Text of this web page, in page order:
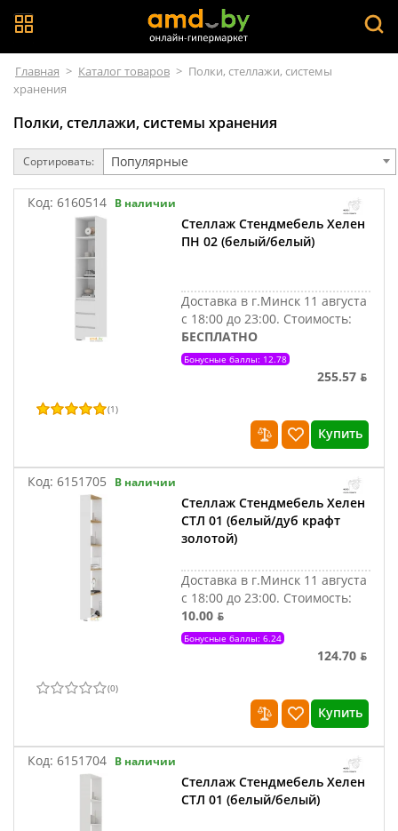
Главная > Каталог товаров > Полки, стеллажи, системы
хранения
Полки, стеллажи, системы хранения
Сортировать: Популярные
Код: 6160514 В наличии
Стеллаж Стендмебель Хелен
ПН 02 (белый/белый)
Доставка в г.Минск 11 августа
с 18:00 до 23:00. Стоимость:
БЕСПЛАТНО
Бонусные баллы: 12.78
255.57 ƃ
(1)
Купить
Код: 6151705 В наличии
Стеллаж Стендмебель Хелен
СТЛ 01 (белый/дуб крафт
золотой)
Доставка в г.Минск 11 августа
с 18:00 до 23:00. Стоимость:
10.00 ƃ
Бонусные баллы: 6.24
124.70 ƃ
(0)
Купить
Код: 6151704 В наличии
Стеллаж Стендмебель Хелен
СТЛ 01 (белый/белый)